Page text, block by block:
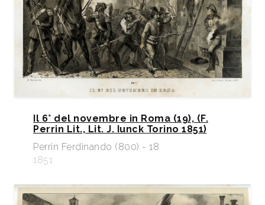
Il 6° del novembre in Roma (19), (F.
Perrin Lit., Lit. J. Iunck Torino 1851)
Perrin Ferdinando (800) - 18
1851